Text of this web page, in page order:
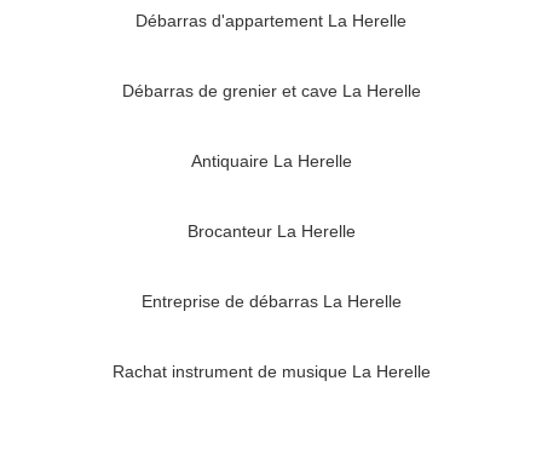
Débarras d'appartement La Herelle
Débarras de grenier et cave La Herelle
Antiquaire La Herelle
Brocanteur La Herelle
Entreprise de débarras La Herelle
Rachat instrument de musique La Herelle